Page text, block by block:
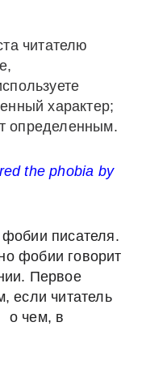
читателю
характер;
определенным.
the phobia by
фобии писателя.
фобии говорит
. Первое
если читатель
о чем, в